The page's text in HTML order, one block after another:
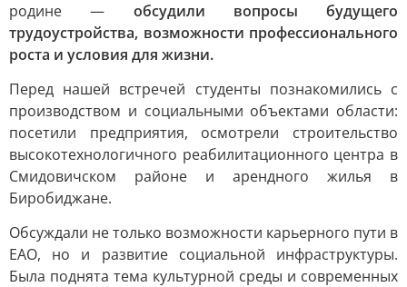
родине — обсудили вопросы будущего
трудоустройства, возможности профессионального
роста и условия для жизни.
Перед нашей встречей студенты познакомились с
производством и социальными объектами области:
посетили предприятия, осмотрели строительство
высокотехнологичного реабилитационного центра в
Смидовичском районе и арендного жилья в
Биробиджане.
Обсуждали не только возможности карьерного пути в
ЕАО, но и развитие социальной инфраструктуры.
Была поднята тема культурной среды и современных